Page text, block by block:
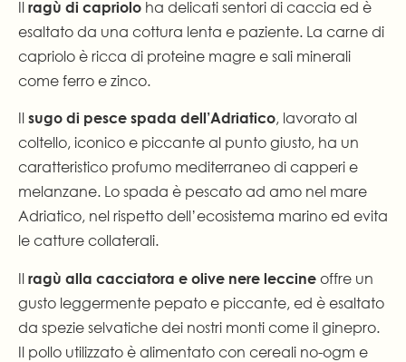
Il ragù di capriolo ha delicati sentori di caccia ed è
esaltato da una cottura lenta e paziente. La carne di
capriolo è ricca di proteine magre e sali minerali
come ferro e zinco.
Il sugo di pesce spada dell’Adriatico, lavorato al
coltello, iconico e piccante al punto giusto, ha un
caratteristico profumo mediterraneo di capperi e
melanzane. Lo spada è pescato ad amo nel mare
Adriatico, nel rispetto dell’ecosistema marino ed evita
le catture collaterali.
Il ragù alla cacciatora e olive nere leccine offre un
gusto leggermente pepato e piccante, ed è esaltato
da spezie selvatiche dei nostri monti come il ginepro.
Il pollo utilizzato è alimentato con cereali no-ogm e